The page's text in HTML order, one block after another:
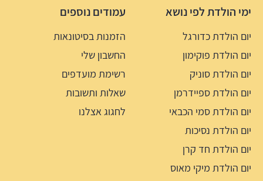
ימי הולדת לפי נושא
יום הולדת כדורגל
יום הולדת פוקימון
יום הולדת סוניק
יום הולדת ספיידרמן
יום הולדת סמי הכבאי
יום הולדת נסיכות
יום הולדת חד קרן
יום הולדת מיקי מאוס
עמודים נוספים
הזמנות בסיטונאות
החשבון שלי
רשימת מועדפים
שאלות ותשובות
לחגוג אצלנו